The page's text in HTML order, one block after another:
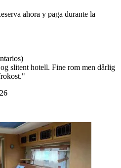
ahora y paga durante la
slitent hotell. Fine rom men dårlig